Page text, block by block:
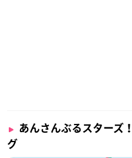
あんさんぶるスターズ
グ